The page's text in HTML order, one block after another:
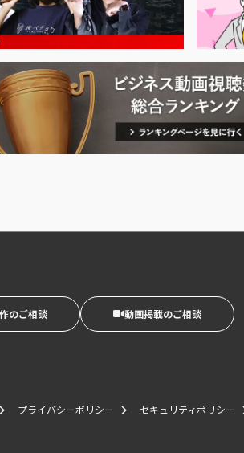
のご相談 動画掲載のご相談
プライバシーポリシー セキュリティポリシー